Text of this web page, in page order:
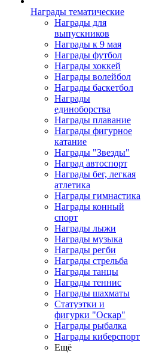
Награды тематические
Награды для
выпускников
Награды к 9 мая
Награды футбол
Награды хоккей
Награды волейбол
Награды баскетбол
Награды
единоборства
Награды плавание
Награды фигурное
катание
Награды "Звезды"
Наград автоспорт
Награды бег, легкая
атлетика
Награды гимнастика
Награды конный
спорт
Награды лыжи
Награды музыка
Награды регби
Награды стрельба
Награды танцы
Награды теннис
Награды шахматы
Статуэтки и
фигурки "Оскар"
Награды рыбалка
Награды киберспорт
Ещё